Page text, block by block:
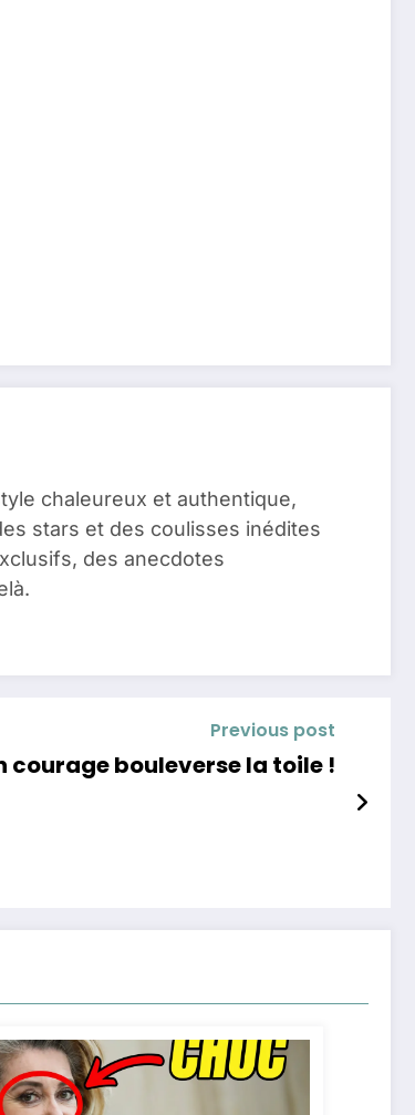
chaleureux et authentique,
stars et des coulisses inédites
des anecdotes
Previous post
courage bouleverse la toile !